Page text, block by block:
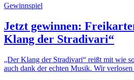
Gewinnspiel
Jetzt gewinnen:
Klang der Stradivari“
„Der Klang der Stradivari“ reißt mit wie
auch dank der echten Musik. Wir